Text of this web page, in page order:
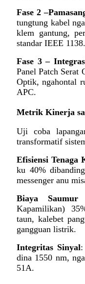
Fase 2 –
tungtung kabel
klem gantung,
standar IEEE 1138.
Fase 3 –
Panel Patch Serat
Optik, ngahontal
APC.
Metrik Kinerja
Uji coba
transformatif
Efisiensi Tenaga
ku 40%
messenger anu
Biaya Saumur
Kapamilikan)
taun, kalebet
gangguan listrik.
Integritas Sinyal:
dina 1550 nm,
51A.